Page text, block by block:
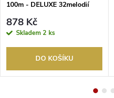
100m - DELUXE 32melodií
878 Kč
Skladem 2 ks
DO KOŠÍKU